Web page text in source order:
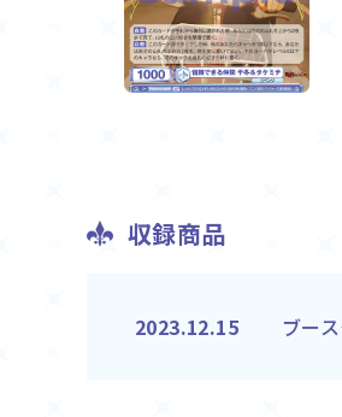
収録商品
2023.12.15 ブー